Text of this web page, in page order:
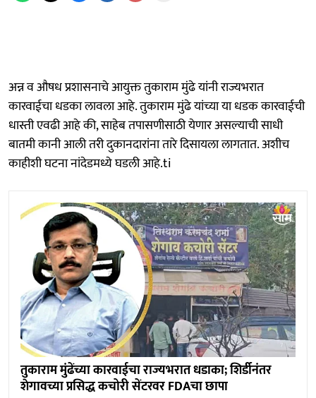
अन्न व औषध प्रशासनाचे आयुक्त तुकाराम मुंढे यांनी राज्यभरात
कारवाईचा धडका लावला आहे. तुकाराम मुंढे यांच्या या धडक कारवाईची
धास्ती एवढी आहे की, साहेब तपासणीसाठी येणार असल्याची साधी
बातमी कानी आली तरी दुकानदारांना तारे दिसायला लागतात. अशीच
काहीशी घटना नांदेडमध्ये घडली आहे.ti
तुकाराम मुंढेंच्या कारवाईचा राज्यभरात धडाका; शिर्डीनंतर
शेगावच्या प्रसिद्ध कचोरी सेंटरवर FDAचा छापा